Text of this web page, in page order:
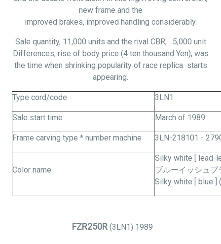
new frame and the
improved brakes, improved handling considerably.
Sale quantity, 11,000 units and the rival CBR, 5,000 unit
Differences, rise of body price (4 ten thousand Yen), was
the time when shrinking popularity of race replicastarts
appearing.
Type cord/code 3LN1
Sale start time March of 1989
Frame carving type * number machine 3LN-218101 -
Color name
Silky white [ lead-
ブルーイッシュブ
Silky white [ blue ]
FZR250R (3LN1) 1989